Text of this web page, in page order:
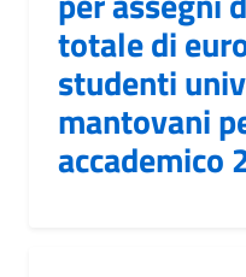
totale di
studenti
mantovani